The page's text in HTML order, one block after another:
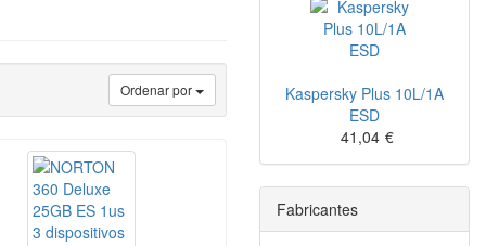
Ordenar por
Kaspersky Plus 10L/1A
ESD
41,04 €
Fabricantes